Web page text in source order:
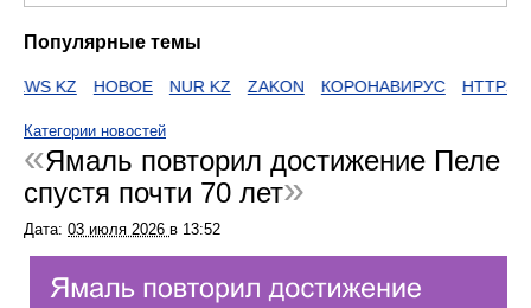
Популярные темы
KZ НОВОЕ NUR KZ ZAKON КОРОНАВИРУС HTTPS
Категории новостей
Ямаль повторил достижение Пеле
спустя почти 70 лет
Дата: 03 июля 2026 в 13:52